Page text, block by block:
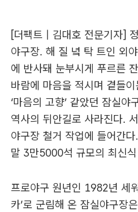
[더팩트 | 김대호 전문기자]
야구장. 해 질 녘 탁 트인 외
에 반사돼 눈부시게 푸르른
바람에 마음을 적시며 곁들
‘마음의 고향’ 같았던 잠실
역사의 뒤안길로 사라진다.
야구장 철거 작업에 들어간
말 3만5000석 규모의 최신
프로야구 원년인 1982년 세
카’로 군림해 온 잠실야구장